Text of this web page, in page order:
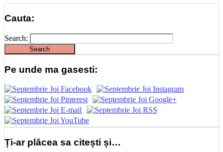
Cauta:
Search:
Pe unde ma gasesti:
Ți-ar plăcea sa citești și…